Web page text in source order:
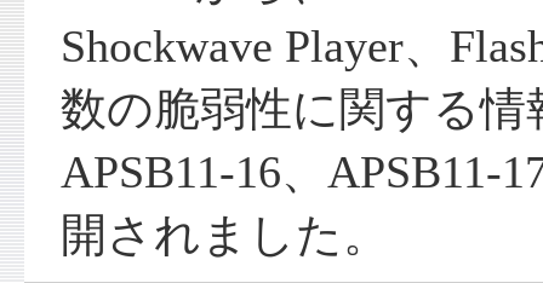
Shockwave Player、
数の脆弱性に関する情
APSB11-16、APSB11-
開されました。